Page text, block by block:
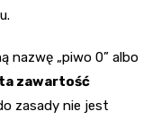
nazwę „piwo 0” albo
zawartość
zasady nie jest